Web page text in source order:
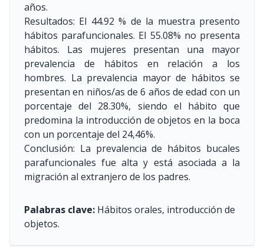
años.
Resultados: El 44.92 % de la muestra presento
hábitos parafuncionales. El 55.08% no presenta
hábitos. Las mujeres presentan una mayor
prevalencia de hábitos en relación a los
hombres. La prevalencia mayor de hábitos se
presentan en niños/as de 6 años de edad con un
porcentaje del 28.30%, siendo el hábito que
predomina la introducción de objetos en la boca
con un porcentaje del 24,46%.
Conclusión: La prevalencia de hábitos bucales
parafuncionales fue alta y está asociada a la
migración al extranjero de los padres.
Palabras clave: Hábitos orales, introducción de
objetos.